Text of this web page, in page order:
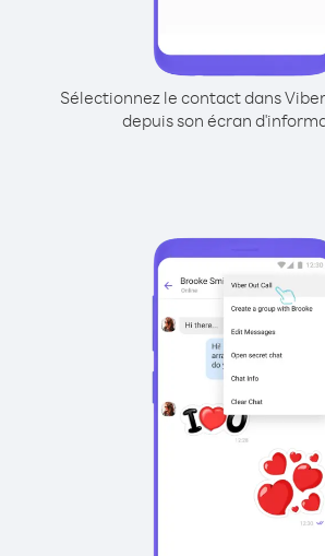
Sélectionnez le contact dans
depuis son écran